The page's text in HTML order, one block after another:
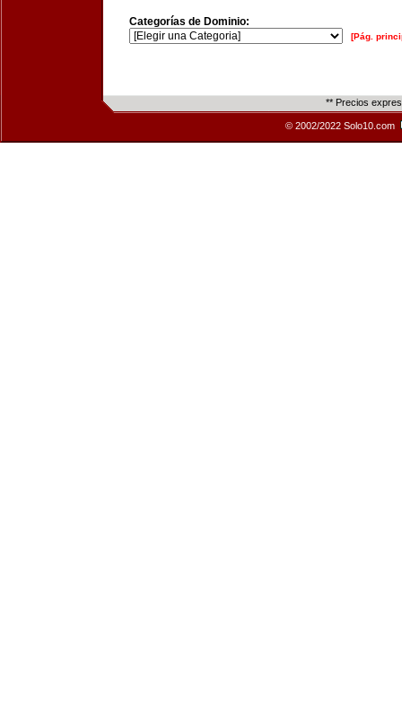
Categorías de Dominio:
[Pág.
** Precios
© 2002/2022 Solo10.com